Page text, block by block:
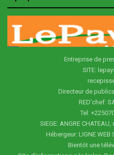
Entreprise de
SITE:
Directeur de
RED'chef:
Tel:
SIEGE: ANGRE
Hébergeur: LIGNE WEB
Bientôt une